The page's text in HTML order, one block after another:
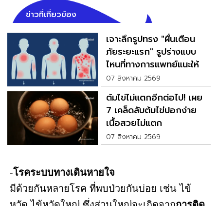
ข่าวที่เกี่ยวข้อง
เจาะลึกรูปทรง "ผื่นเตือน
ภัยระยะแรก" รูปร่างแบบ
ไหนที่ทางการแพทย์แนะให้
ตรวจด่วน
07 สิงหาคม 2569
ต้มไข่ไม่แตกอีกต่อไป! เผย
7 เคล็ดลับต้มไข่ปอกง่าย
เนื้อสวยไม่แตก
07 สิงหาคม 2569
-โรคระบบทางเดินหายใจ
มีด้วยกันหลายโรค ที่พบป่วยกันบ่อย เช่น ไข้